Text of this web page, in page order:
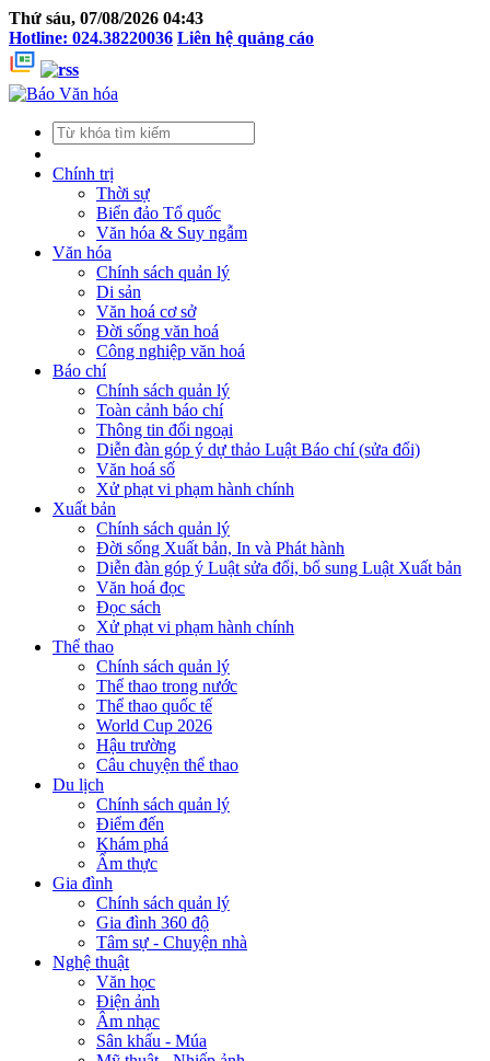
Thứ sáu, 07/08/2026 04:43
Hotline: 024.38220036 Liên hệ quảng cáo
Chính trị
Thời sự
Biển đảo Tổ quốc
Văn hóa & Suy ngẫm
Văn hóa
Chính sách quản lý
Di sản
Văn hoá cơ sở
Đời sống văn hoá
Công nghiệp văn hoá
Báo chí
Chính sách quản lý
Toàn cảnh báo chí
Thông tin đối ngoại
Diễn đàn góp ý dự thảo Luật Báo chí (sửa đổi)
Văn hoá số
Xử phạt vi phạm hành chính
Xuất bản
Chính sách quản lý
Đời sống Xuất bản, In và Phát hành
Diễn đàn góp ý Luật sửa đổi, bổ sung Luật Xuất bản
Văn hoá đọc
Đọc sách
Xử phạt vi phạm hành chính
Thể thao
Chính sách quản lý
Thể thao trong nước
Thể thao quốc tế
World Cup 2026
Hậu trường
Câu chuyện thể thao
Du lịch
Chính sách quản lý
Điểm đến
Khám phá
Ẩm thực
Gia đình
Chính sách quản lý
Gia đình 360 độ
Tâm sự - Chuyện nhà
Nghệ thuật
Văn học
Điện ảnh
Âm nhạc
Sân khấu - Múa